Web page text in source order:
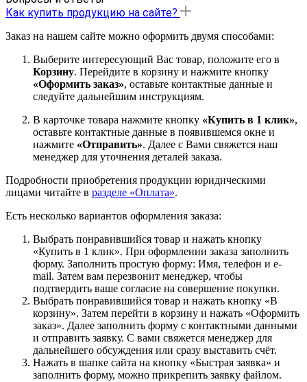
Как купить продукцию на сайте?
Заказ на нашем сайте можно оформить двумя способами:
Выберите интересующий Вас товар, положите его в
Корзину. Перейдите в корзину и нажмите кнопку
«Оформить заказ», оставьте контактные данные и
следуйте дальнейшим инструкциям.
В карточке товара нажмите кнопку «Купить в 1 клик»,
оставьте контактные данные в появившемся окне и
нажмите «Отправить». Далее с Вами свяжется наш
менеджер для уточнения деталей заказа.
Подробности приобретения продукции юридическими
лицами читайте в разделе «Оплата».
Есть несколько вариантов оформления заказа:
Выбрать понравившийся товар и нажать кнопку
«Купить в 1 клик». При оформлении заказа заполнить
форму. Заполнить простую форму: Имя, телефон и e-
mail. Затем вам перезвонит менеджер, чтобы
подтвердить ваше согласие на совершение покупки.
Выбрать понравившийся товар и нажать кнопку «В
корзину». Затем перейти в корзину и нажать «Оформить
заказ». Далее заполнить форму с контактными данными
и отправить заявку. С вами свяжется менеджер для
дальнейшего обсуждения или сразу выставить счёт.
Нажать в шапке сайта на кнопку «Быстрая заявка» и
заполнить форму, можно прикрепить заявку файлом.